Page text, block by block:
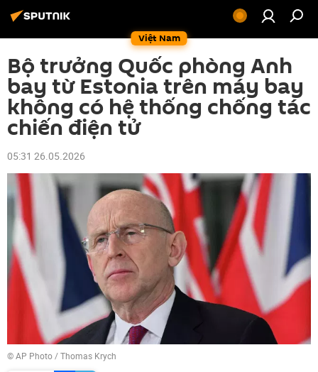
Việt Nam
Bộ trưởng Quốc phòng Anh
bay từ Estonia trên máy bay
không có hệ thống chống tác
chiến điện tử
05:31 26.05.2026
© AP Photo / Thomas Krych